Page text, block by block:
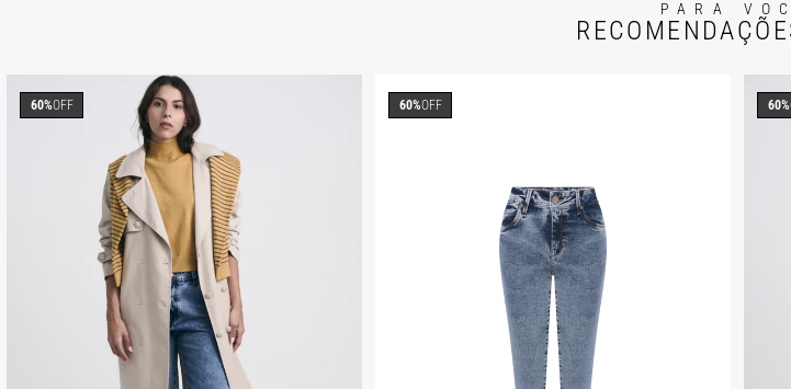
PARA
60%OFF 60%OFF 60%